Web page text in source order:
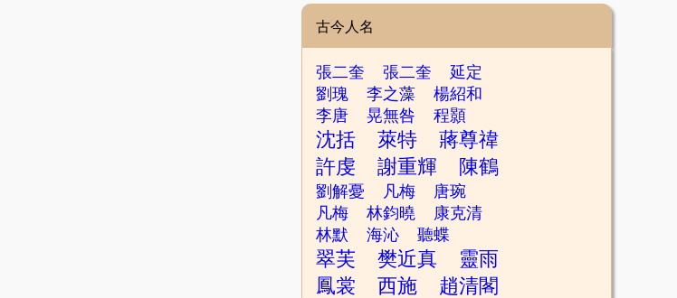
古今人名
張二奎 張二奎
延定
劉瑰
李之藻
楊紹和
李唐
晃無咎 程顥
沈括 萊特
蔣尊禕
許虔
謝重輝 陳鶴
劉解憂 凡梅
唐琬
凡梅
林鈞曉
康克清
林默
海沁 聽蝶
翠芙 樊近真
靈雨
鳳裳
西施 趙清閣